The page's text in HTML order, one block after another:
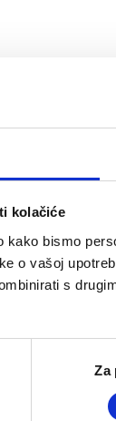
kolačiće
kako bismo
o vašoj
s
Za